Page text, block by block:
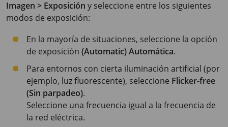
Imagen > Exposición y seleccione entre los siguientes
modos de exposición:
En la mayoría de situaciones, seleccione la opción
de exposición (Automatic) Automática.
Para entornos con cierta iluminación artificial (por
ejemplo, luz fluorescente), seleccione Flicker-free
(Sin parpadeo).
Seleccione una frecuencia igual a la frecuencia de
la red eléctrica.